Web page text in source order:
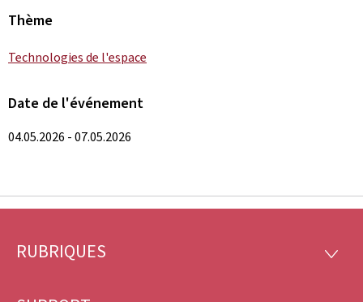
Thème
Technologies de l'espace
Date de l'événement
04.05.2026 - 07.05.2026
Pied
RUBRIQUES